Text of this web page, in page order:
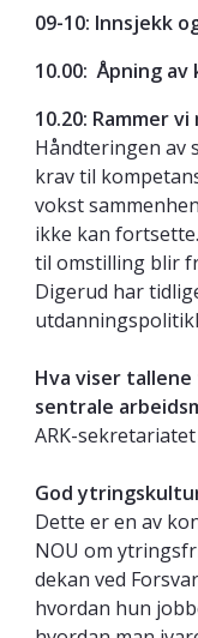
09-10: Innsjekk
10.00: Åpning
10.20: Rammer
Håndteringen av
krav til
vokst
ikke kan
til omstilling blir
Digerud har
Hva viser
sentrale
ARK-
God
Dette er en av
NOU om
dekan ved
hvordan hun